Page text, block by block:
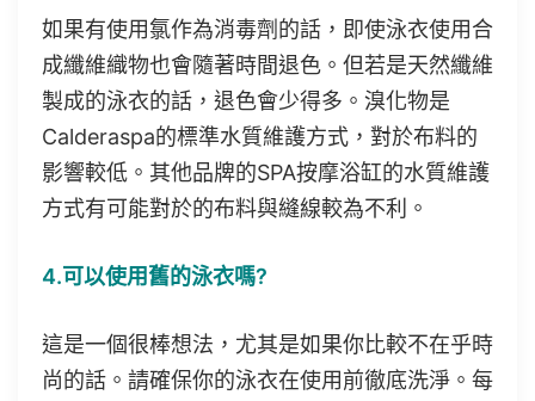
如果有使用氯作為消毒劑的話，即使泳衣使用合
成纖維織物也會隨著時間退色。但若是天然纖維
製成的泳衣的話，退色會少得多。溴化物是
Calderaspa的標準水質維護方式，對於布料的
影響較低。其他品牌的SPA按摩浴缸的水質維護
方式有可能對於的布料與縫線較為不利。
4.可以使用舊的泳衣嗎?
這是一個很棒想法，尤其是如果你比較不在乎時
尚的話。請確保你的泳衣在使用前徹底洗淨。每